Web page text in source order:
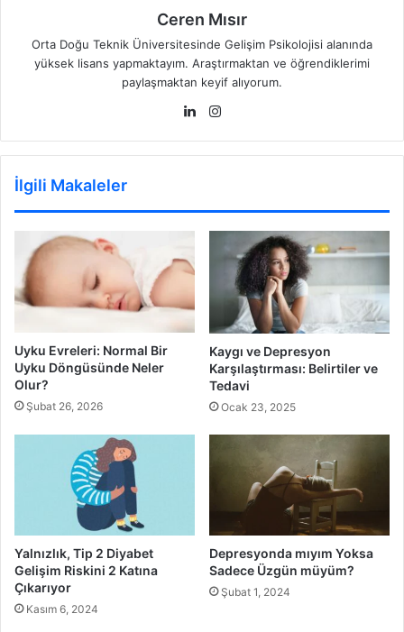
Ceren Mısır
Orta Doğu Teknik Üniversitesinde Gelişim Psikolojisi alanında
yüksek lisans yapmaktayım. Araştırmaktan ve öğrendiklerimi
paylaşmaktan keyif alıyorum.
LinkedIn
İlgili Makaleler
Uyku Evreleri: Normal Bir
Uyku Döngüsünde Neler
Olur?
Şubat 26, 2026
Kaygı ve Depresyon
Karşılaştırması: Belirtiler ve
Tedavi
Ocak 23, 2025
Yalnızlık, Tip 2 Diyabet
Gelişim Riskini 2 Katına
Çıkarıyor
Kasım 6, 2024
Depresyonda mıyım Yoksa
Sadece Üzgün müyüm?
Şubat 1, 2024